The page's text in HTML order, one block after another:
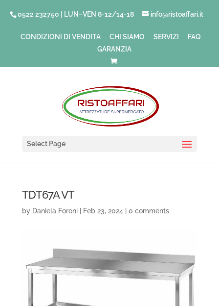
0522 232750 | LUN–VEN 8-12/14-18 info@ristoaffari.it
CONDIZIONI DI VENDITA CHI SIAMO SERVIZI
FAQ
GARANZIA
Select Page
TDT67A VT
by Daniela Foroni| Feb 23, 2024 0 comments